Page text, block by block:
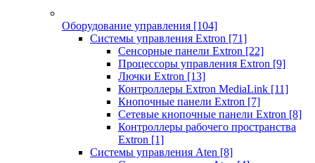
Оборудование управления [104]
Системы управления Extron [71]
Сенсорные панели Extron [22]
Процессоры управления Extron [9]
Лючки Extron [13]
Контроллеры Extron MediaLink [11]
Кнопочные панели Extron [7]
Сетевые кнопочные панели Extron [8]
Контроллеры рабочего пространства
Extron [1]
Системы управления Aten [8]